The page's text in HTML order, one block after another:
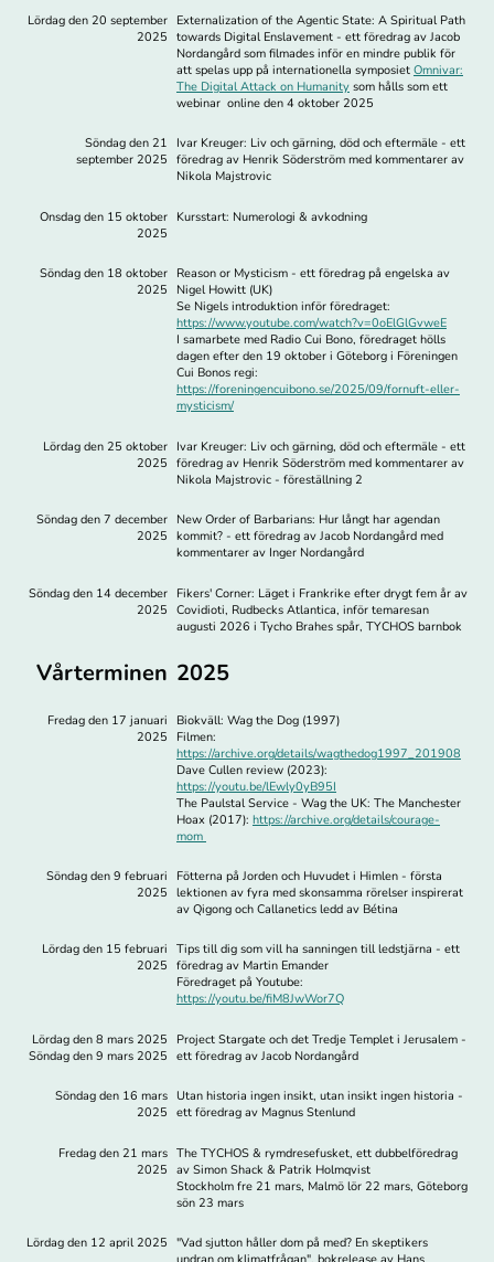
Lördag den 20 september
2025
Externalization of the Agentic State: A Spiritual Path
towards Digital Enslavement - ett föredrag av Jacob
Nordangård som filmades inför en mindre publik för
att spelas upp på internationella symposiet Omnivar:
The Digital Attack on Humanitysom hålls som ett
webinar online den 4 oktober 2025
Söndag den 21
september 2025
Ivar Kreuger: Liv och gärning, död och eftermäle - ett
föredrag av Henrik Söderström med kommentarer av
Nikola Majstrovic
Onsdag den 15 oktober
2025
Kursstart: Numerologi & avkodning
Söndag den 18 oktober
2025
Reason or Mysticism - ett föredrag på engelska av
Nigel Howitt (UK)
Se Nigels introduktion inför föredraget:
https://www.youtube.com/watch?v=0oElGlGvweE
I samarbete med Radio Cui Bono, föredraget hölls
dagen efter den 19 oktober i Göteborg i Föreningen
Cui Bonos regi:
https://foreningencuibono.se/2025/09/fornuft-eller-
mysticism/
Lördag den 25 oktober
2025
Ivar Kreuger: Liv och gärning, död och eftermäle - ett
föredrag av Henrik Söderström med kommentarer av
Nikola Majstrovic - föreställning 2
Söndag den 7 december
2025
New Order of Barbarians: Hur långt har agendan
kommit? - ett föredrag av Jacob Nordangård med
kommentarer av Inger Nordangård
Söndag den 14 december
2025
Fikers' Corner: Läget i Frankrike efter drygt fem år av
Covidioti, Rudbecks Atlantica, inför temaresan
augusti 2026 i Tycho Brahes spår, TYCHOS barnbok
Vårterminen 2025
Fredag den 17 januari
2025
Biokväll: Wag the Dog (1997)
Filmen:
https://archive.org/details/wagthedog1997_201908
Dave Cullen review (2023):
https://youtu.be/lEwly0yB95I
The Paulstal Service - Wag the UK: The Manchester
Hoax (2017): https://archive.org/details/courage-
mom
Söndag den 9 februari
2025
Fötterna på Jorden och Huvudet i Himlen - första
lektionen av fyra med skonsamma rörelser inspirerat
av Qigong och Callanetics ledd av Bétina
Lördag den 15 februari
2025
Tips till dig som vill ha sanningen till ledstjärna - ett
föredrag av Martin Emander
Föredraget på Youtube:
https://youtu.be/fiM8JwWor7Q
Lördag den 8 mars 2025
Söndag den 9 mars 2025
Project Stargate och det Tredje Templet i Jerusalem -
ett föredrag av Jacob Nordangård
Söndag den 16 mars
2025
Utan historia ingen insikt, utan insikt ingen historia -
ett föredrag av Magnus Stenlund
Fredag den 21 mars
2025
The TYCHOS & rymdresefusket, ett dubbelföredrag
av Simon Shack & Patrik Holmqvist
Stockholm fre 21 mars, Malmö lör 22 mars, Göteborg
sön 23 mars
Lördag den 12 april 2025 "Vad sjutton håller dom på med? En skeptikers